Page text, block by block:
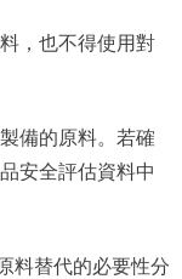
，也不得使用對
備的原料。若確
安全評估資料中
料替代的必要性分